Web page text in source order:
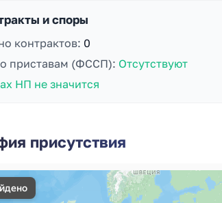
и споры
контрактов: 0
приставам (ФССП): Отсутствуют
НП не значится
присутствия